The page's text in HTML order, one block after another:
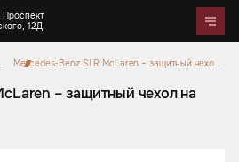
12Д
Max
Портфолио
Отзывы
Mercedes-Benz SLR McLaren – защитный чехол
– защитный чехол на